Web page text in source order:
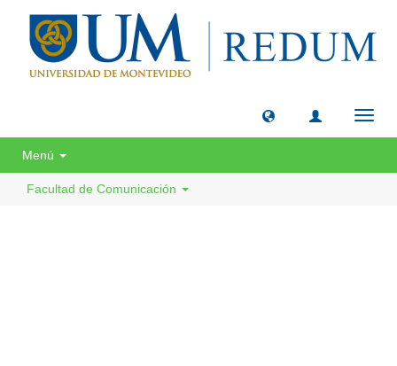
Menú
Facultad de Comunicación